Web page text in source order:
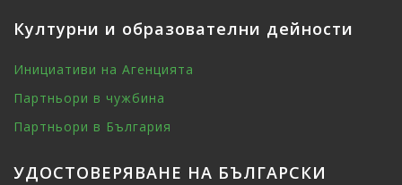
Културни и образователни дейности
Инициативи на Агенцията
Партньори в чужбина
Партньори в България
УДОСТОВЕРЯВАНЕ НА БЪЛГАРСКИ